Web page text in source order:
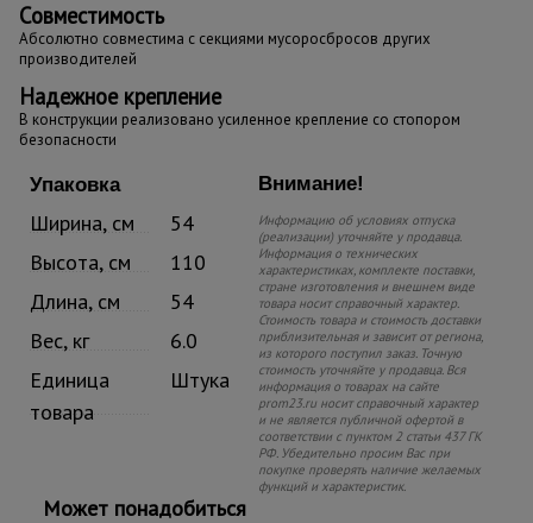
Совместимость
Абсолютно совместима с секциями мусоросбросов других
производителей
Надежное крепление
В конструкции реализовано усиленное крепление со стопором
безопасности
Упаковка
Ширина, см
54
Высота, см
110
Длина, см
54
Вес, кг
6.0
Единица
товара
Штука
Внимание!
Информацию об условиях отпуска
(реализации) уточняйте у продавца.
Информация о технических
характеристиках, комплекте поставки,
стране изготовления и внешнем виде
товара носит справочный характер.
Стоимость товара и стоимость доставки
приблизительная и зависит от региона,
из которого поступил заказ. Точную
стоимость уточняйте у продавца. Вся
информация о товарах на сайте
prom23.ru носит справочный характер
и не является публичной офертой в
соответствии с пунктом 2 статьи 437 ГК
РФ. Убедительно просим Вас при
покупке проверять наличие желаемых
функций и характеристик.
Может понадобиться